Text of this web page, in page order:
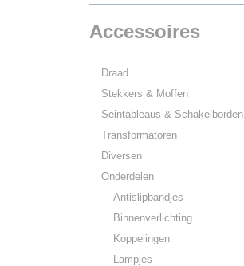
Accessoires
Draad
Stekkers & Moffen
Seintableaus & Schakelborden
Transformatoren
Diversen
Onderdelen
Antislipbandjes
Binnenverlichting
Koppelingen
Lampjes